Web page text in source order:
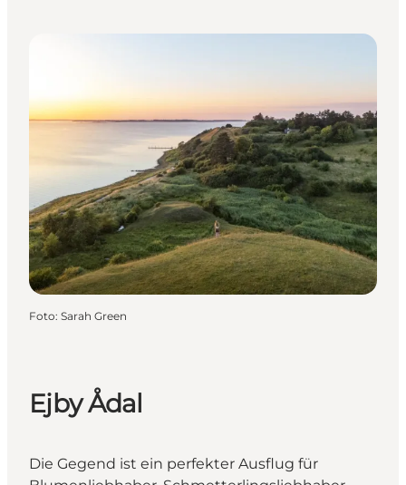
Foto: Sarah Green
Ejby Ådal
Die Gegend ist ein perfekter Ausflug für